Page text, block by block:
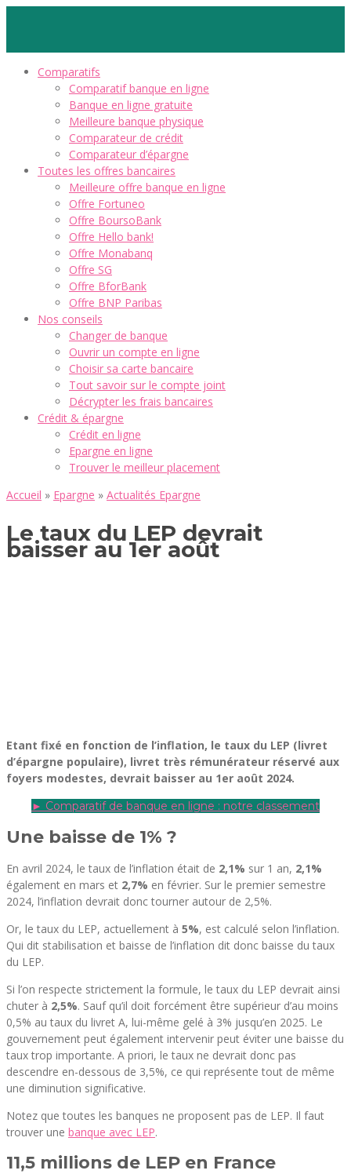
Comparatifs
Comparatif banque en ligne
Banque en ligne gratuite
Meilleure banque physique
Comparateur de crédit
Comparateur d’épargne
Toutes les offres bancaires
Meilleure offre banque en ligne
Offre Fortuneo
Offre BoursoBank
Offre Hello bank!
Offre Monabanq
Offre SG
Offre BforBank
Offre BNP Paribas
Nos conseils
Changer de banque
Ouvrir un compte en ligne
Choisir sa carte bancaire
Tout savoir sur le compte joint
Décrypter les frais bancaires
Crédit & épargne
Crédit en ligne
Epargne en ligne
Trouver le meilleur placement
Accueil » Epargne » Actualités Epargne
Le taux du LEP devrait
baisser au 1er août
Etant fixé en fonction de l’inflation, le taux du LEP (livret
d’épargne populaire), livret très rémunérateur réservé aux
foyers modestes, devrait baisser au 1er août 2024.
► Comparatif de banque en ligne : notre classement
Une baisse de 1% ?
En avril 2024, le taux de l’inflation était de 2,1% sur 1 an, 2,1%
également en mars et 2,7% en février. Sur le premier semestre
2024, l’inflation devrait donc tourner autour de 2,5%.
Or, le taux du LEP, actuellement à 5%, est calculé selon l’inflation.
Qui dit stabilisation et baisse de l’inflation dit donc baisse du taux
du LEP.
Si l’on respecte strictement la formule, le taux du LEP devrait ainsi
chuter à 2,5%. Sauf qu’il doit forcément être supérieur d’au moins
0,5% au taux du livret A, lui-même gelé à 3% jusqu’en 2025. Le
gouvernement peut également intervenir peut éviter une baisse du
taux trop importante. A priori, le taux ne devrait donc pas
descendre en-dessous de 3,5%, ce qui représente tout de même
une diminution significative.
Notez que toutes les banques ne proposent pas de LEP. Il faut
trouver une banque avec LEP.
11,5 millions de LEP en France